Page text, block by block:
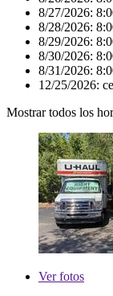
8/27/2026:
8/28/2026:
8/29/2026:
8/30/2026:
8/31/2026:
12/25/2026:
Mostrar todos los
Verfotos